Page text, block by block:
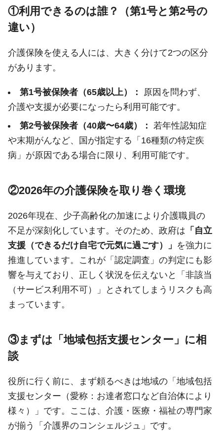
①利用できるのは誰？（第1号と第2号の
違い）
介護保険を使える人には、大きく分けて2つの区分
があります。
第1号被保険者（65歳以上）：
原因を問わず、
介護や支援が必要になったら利用可能です。
第2号被保険者（40歳〜64歳）： 若年性認知症
や末期がんなど、国が指定する「16種類の特定疾
病」が原因である場合に限り、利用可能です。
②2026年の介護保険を取り巻く環境
2026年現在、少子高齢化の加速により介護職員の
不足が深刻化しています。そのため、政府は 「自立
支援（できるだけ自宅で元気に過ごす）」 を強力に
推進しています。これが「認定調査」の判定にも影
響を与えており、正しく状況を伝えないと「非該当
（サービス利用不可）」とされてしまうリスクも高
まっています。
③まずは「地域包括支援センター」に相
談
役所に行く前に、まず頼るべきは地域の「地域包括
支援センター（愛称：お達者窓口など自治体により
様々）」です。ここは、介護・医療・福祉の専門家
が揃う「介護界のコンシェルジュ」です。